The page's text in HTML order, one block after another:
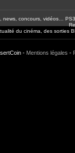
concours, vidéos…
du cinéma, des sorties
- Mentions légales -